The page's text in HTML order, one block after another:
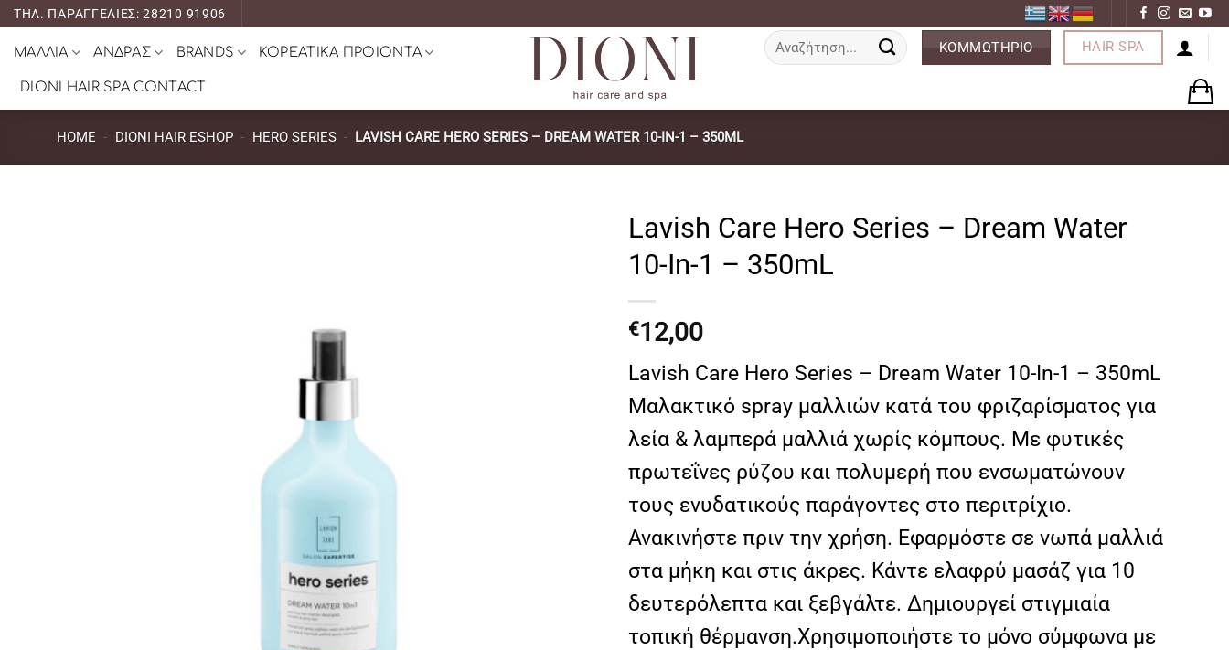
Μετάβαση
ΤΗΛ. ΠΑΡΑΓΓΕΛΙΕΣ: 28210 91906
ΜΑΛΛΙΑ ΑΝΔΡΑΣ BRANDS ΚΟΡΕΑΤΙΚΑ ΠΡΟΙΟΝΤΑ
DIONI HAIR SPA CONTACT
Αναζήτηση
για:
ΚΟΜΜΩΤΗΡΙΟ HAIR SPA
HOME - DIONI HAIR ESHOP - HERO SERIES - LAVISH CARE HERO SERIES – DREAM WATER 10-IN-1 – 350ML
Lavish Care Hero Series – Dream Water
10-In-1 – 350mL
€12,00
Lavish Care Hero Series – Dream Water 10-In-1 – 350mL
Μαλακτικό spray μαλλιών κατά του φριζαρίσματος για
λεία & λαμπερά μαλλιά χωρίς κόμπους. Με φυτικές
πρωτεΐνες ρύζου και πολυμερή που ενσωματώνουν
τους ενυδατικούς παράγοντες στο περιτρίχιο.
Ανακινήστε πριν την χρήση. Εφαρμόστε σε νωπά μαλλιά
στα μήκη και στις άκρες. Κάντε ελαφρύ μασάζ για 10
δευτερόλεπτα και ξεβγάλτε. Δημιουργεί στιγμιαία
τοπική θέρμανση.Χρησιμοποιήστε το μόνο σύμφωνα με